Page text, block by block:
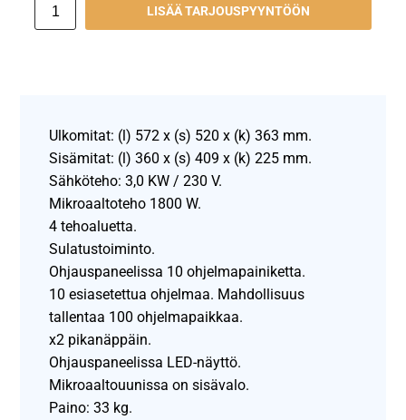
LISÄÄ TARJOUSPYYNTÖÖN
Ulkomitat: (l) 572 x (s) 520 x (k) 363 mm.
Sisämitat: (l) 360 x (s) 409 x (k) 225 mm.
Sähköteho: 3,0 KW / 230 V.
Mikroaaltoteho 1800 W.
4 tehoaluetta.
Sulatustoiminto.
Ohjauspaneelissa 10 ohjelmapainiketta.
10 esiasetettua ohjelmaa. Mahdollisuus
tallentaa 100 ohjelmapaikkaa.
x2 pikanäppäin.
Ohjauspaneelissa LED-näyttö.
Mikroaaltouunissa on sisävalo.
Paino: 33 kg.